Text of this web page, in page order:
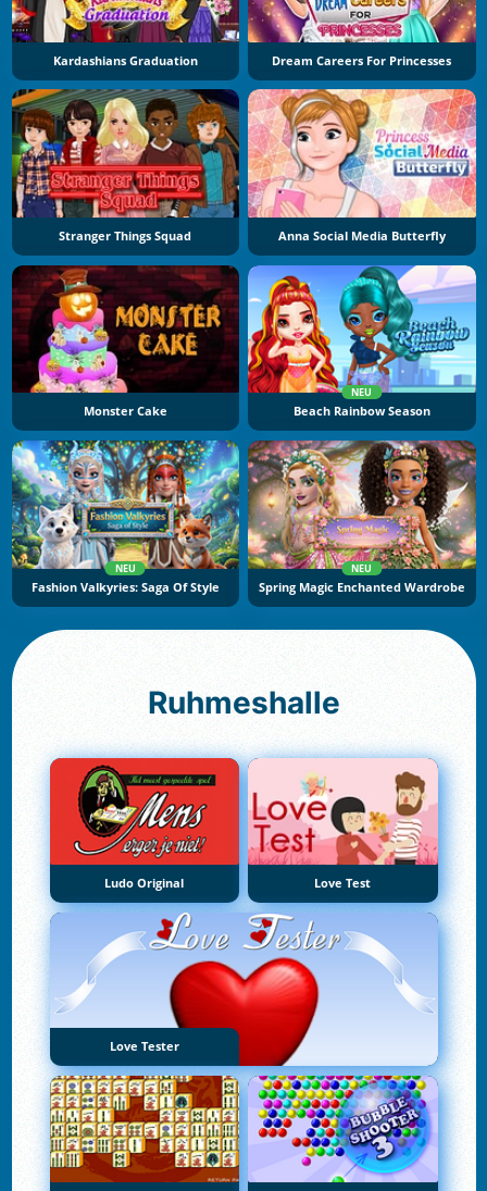
Kardashians Graduation Dream Careers For Princesses
Stranger Things Squad Anna Social Media Butterfly
Monster Cake
NEU
Beach Rainbow Season
NEU
Fashion Valkyries: Saga Of Style
NEU
Spring Magic Enchanted Wardrobe
Ruhmeshalle
Ludo Original Love Test
Love Tester